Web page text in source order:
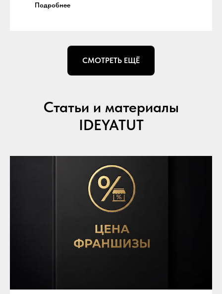
Подробнее
СМОТРЕТЬ ЕЩЁ
Статьи и материалы
IDEYATUT